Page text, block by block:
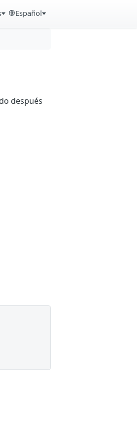
Español
después